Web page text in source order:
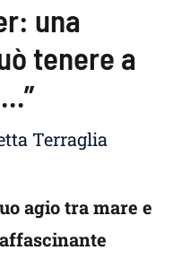
una
tenere a
Terraglia
agio tra mare e